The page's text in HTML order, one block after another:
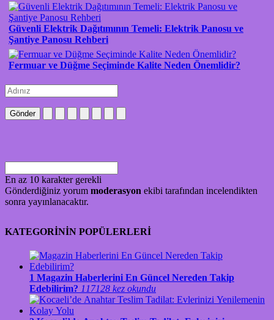
Güvenli Elektrik Dağıtımının Temeli: Elektrik Panosu ve
Şantiye Panosu Rehberi
Fermuar ve Düğme Seçiminde Kalite Neden Önemlidir?
Gönder
En az 10 karakter gerekli
Gönderdiğiniz yorum moderasyon ekibi tarafından incelendikten
sonra yayınlanacaktır.
KATEGORİNİN POPÜLERLERİ
1 Magazin Haberlerini En Güncel Nereden Takip
Edebilirim? 117128 kez okundu